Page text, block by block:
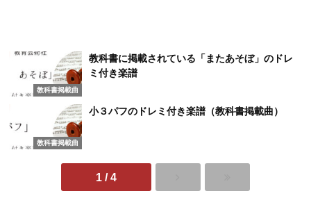
教科書掲載曲
教科書に掲載されている「またあそぼ」のドレ
ミ付き楽譜
教科書掲載曲
小３パフのドレミ付き楽譜（教科書掲載曲）
1 / 4